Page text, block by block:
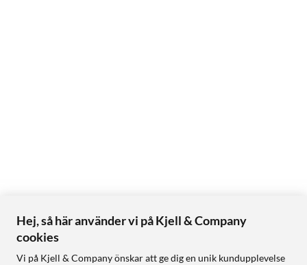
Hej, så här använder vi på Kjell & Company
cookies
Vi på Kjell & Company önskar att ge dig en unik kundupplevelse